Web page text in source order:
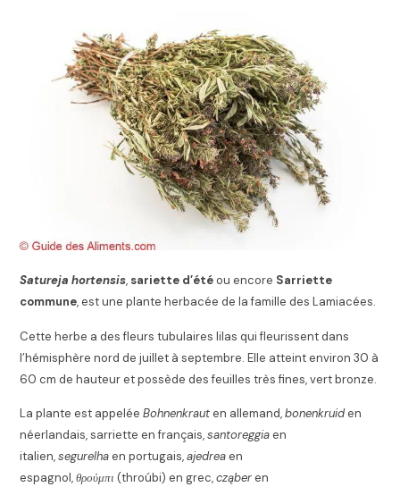
Satureja hortensis, sariette d’étéou encore Sarriette
commune, est une plante herbacée de la famille des Lamiacées.
Cette herbe a des fleurs tubulaires lilas qui fleurissent dans
l’hémisphère nord de juillet à septembre. Elle atteint environ 30 à
60 cm de hauteur et possède des feuilles très fines, vert bronze.
La plante est appeléeBohnenkrauten allemand,bonenkruiden
néerlandais, sarriette en français,santoreggiaen
italien,segurelhaen portugais,ajedreaen
espagnol,θρούμπι (throúbi) en grec,cząberen